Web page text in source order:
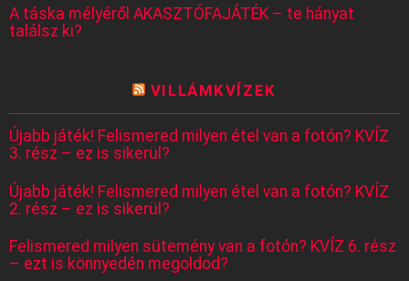
A táska mélyéről AKASZTÓFAJÁTÉK – te hányat
találsz ki?
VILLÁMKVÍZEK
Újabb játék! Felismered milyen étel van a fotón? KVÍZ
3. rész – ez is sikerül?
Újabb játék! Felismered milyen étel van a fotón? KVÍZ
2. rész – ez is sikerül?
Felismered milyen sütemény van a fotón? KVÍZ 6. rész
– ezt is könnyedén megoldod?